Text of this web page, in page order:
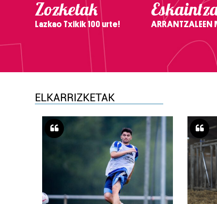
Zozketak
Lazkao Txikik 100 urte! ARRANTZALEEN
ELKARRIZKETAK